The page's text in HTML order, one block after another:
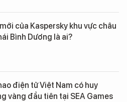
của Kaspersky khu vực châu
Bình Dương là ai?
điện tử Việt Nam có huy
vàng đầu tiên tại SEA Games